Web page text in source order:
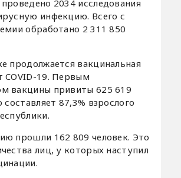
2034 исследования
инфекцию. Всего с
обработано 2 311 850
продолжается вакцинальная
COVID-19. Первым
вакцины привиты 625 619
составляет 87,3% взрослого
прошли 162 809 человек. Это
лиц, у которых наступил